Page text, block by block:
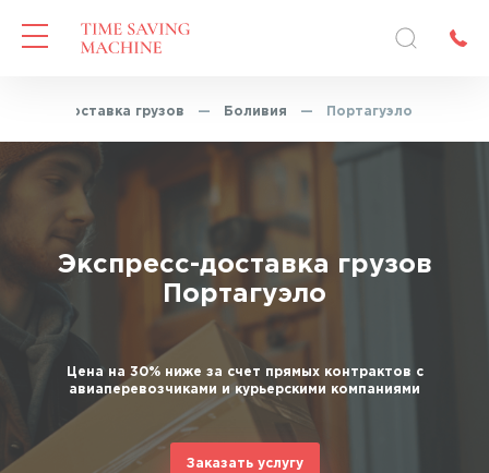
доставка грузов — Боливия — Портагуэло
Экспресс-доставка грузов
Портагуэло
Цена на 30% ниже за счет прямых контрактов с
авиаперевозчиками и курьерскими компаниями
Заказать услугу